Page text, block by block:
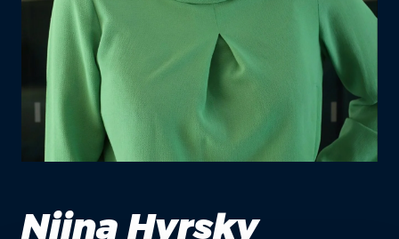
Niina Hyrsky